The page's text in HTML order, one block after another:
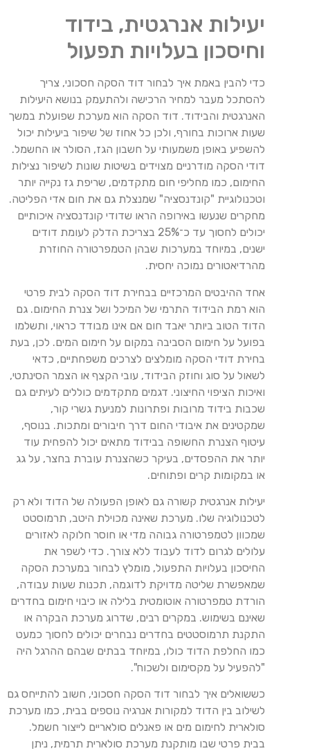
יעילות אנרגטית, בידוד
וחיסכון בעלויות תפעול
כדי להבין באמת איך לבחור דוד הסקה חסכוני, צריך
להסתכל מעבר למחיר הרכישה ולהתעמק בנושא היעילות
האנרגטית והבידוד. דוד הסקה הוא מערכת שפועלת במשך
שעות ארוכות בחורף, ולכן כל אחוז של שיפור ביעילות יכול
להשפיע באופן משמעותי על חשבון הגז, הסולר או החשמל.
דודי הסקה מודרניים מצוידים בשיטות שונות לשיפור נצילות
החימום, כמו מחליפי חום מתקדמים, שריפת גז נקייה יותר
וטכנולוגיית "קונדנסציה" שמנצלת גם את חום אדי הפליטה.
מחקרים שנעשו באירופה הראו שדודי קונדנסציה איכותיים
יכולים לחסוך עד כ־25% בצריכת הדלק לעומת דודים
ישנים, במיוחד במערכות שבהן הטמפרטורה החוזרת
מהרדיאטורים נמוכה יחסית.
אחד ההיבטים המרכזיים בבחירת דוד הסקה לבית פרטי
הוא רמת הבידוד התרמי של המיכל ושל צנרת החימום. גם
הדוד הטוב ביותר יאבד חום אם אינו מבודד כראוי, ותשלמו
בפועל על חימום הסביבה במקום על חימום המים. לכן, בעת
בחירת דודי הסקה מומלצים לצרכים משפחתיים, כדאי
לשאול על סוג וחוזק הבידוד, עובי הקצף או הצמר הסינתטי,
ואיכות הציפוי החיצוני. דגמים מתקדמים כוללים לעיתים גם
שכבות בידוד מרובות ופתרונות למניעת גשרי קור,
שמקטינים את איבודי החום דרך חיבורים ומתכות. בנוסף,
עיטוף הצנרת החשופה בבידוד מתאים יכול להפחית עוד
יותר את ההפסדים, בעיקר כשהצנרת עוברת בחצר, על גג
או במקומות קרים ופתוחים.
יעילות אנרגטית קשורה גם לאופן הפעולה של הדוד ולא רק
לטכנולוגיה שלו. מערכת שאינה מכוילת היטב, תרמוסטט
שמכוון לטמפרטורה גבוהה מדי או חוסר חלוקה לאזורים
עלולים לגרום לדוד לעבוד ללא צורך. כדי לשפר את
החיסכון בעלויות התפעול, מומלץ לבחור במערכת הסקה
שמאפשרת שליטה מדויקת לדוגמה, תכנות שעות עבודה,
הורדת טמפרטורה אוטומטית בלילה או כיבוי חימום בחדרים
שאינם בשימוש. במקרים רבים, שדרוג מערכת הבקרה או
התקנת תרמוסטטים בחדרים נבחרים יכולים לחסוך כמעט
כמו החלפת הדוד כולו, במיוחד בבתים שבהם ההרגל היה
"להפעיל על מקסימום ולשכוח".
כששואלים איך לבחור דוד הסקה חסכוני, חשוב להתייחס גם
לשילוב בין הדוד למקורות אנרגיה נוספים בבית, כמו מערכת
סולארית לחימום מים או פאנלים סולאריים לייצור חשמל.
בבית פרטי שבו מותקנת מערכת סולארית תרמית, ניתן